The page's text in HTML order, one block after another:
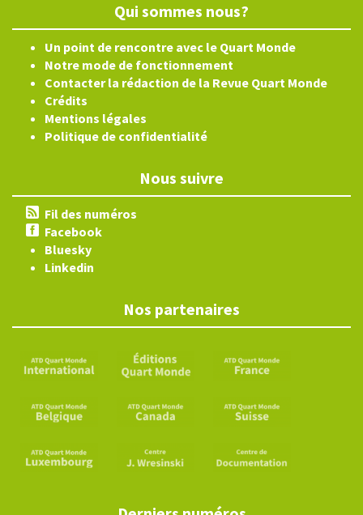
Qui sommes nous?
Un point de rencontre avec le Quart Monde
Notre mode de fonctionnement
Contacter la rédaction de la Revue Quart Monde
Crédits
Mentions légales
Politique de confidentialité
Nous suivre
Fil des numéros
Facebook
Bluesky
Linkedin
Nos partenaires